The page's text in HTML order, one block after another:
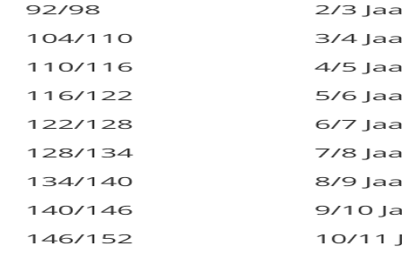
Diamond Painting
Uitverkoop
Cadeaubonnen
Mijn account
Klantenservice
Wie zijn wij
Algemene vragen
Betaalmethoden
Retourneren